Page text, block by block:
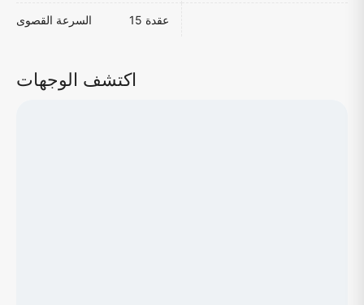
السرعة القصوى 15 عقدة
اكتشف الوجهات